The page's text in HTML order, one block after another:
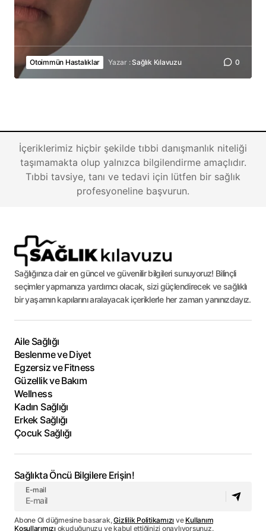
Otoimmün Hastalıklar Yazar : Sağlık Kılavuzu 0
İçeriklerimiz hiçbir şekilde tıbbi danışmanlık niteliği
taşımamakta olup yalnızca bilgilendirme amaçlıdır.
Tıbbi tavsiye, tanı ve tedavi için lütfen bir sağlık
profesyoneline başvurun.
Sağlığınıza dair en güncel ve güvenilir bilgileri sunuyoruz! Bilinçli
seçimler yapmanıza yardımcı olacak, sizi güçlendirecek ve sağlıklı
bir yaşamın kapılarını aralayacak içeriklerle her zaman yanınızdayız.
Aile Sağlığı
Beslenme ve Diyet
Egzersiz ve Fitness
Güzellik ve Bakım
Wellness
Kadın Sağlığı
Erkek Sağlığı
Çocuk Sağlığı
Sağlıkta Öncü Bilgilere Erişin!
E-mail
Abone Ol düğmesine basarak,Gizlilik Politikamızı ve Kullanım
Koşullarımızıokuduğunuzu ve kabul ettiğinizi onaylıyorsunuz.